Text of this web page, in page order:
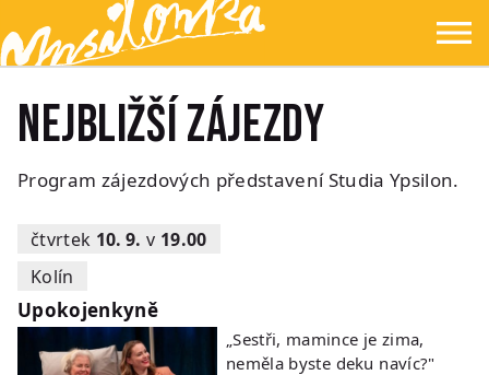
Přejít na hlavní obsah
Přejít na navigaci
Přejít na hledání
Ypsilonka ☰
Nejbližší zájezdy
Program zájezdových představení Studia Ypsilon.
čtvrtek 10. 9. v 19.00
Kolín
Upokojenkyně
„Sestři, mamince je zima,
neměla byste deku navíc?"